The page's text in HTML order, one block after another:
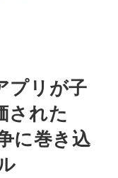
プリが子
された
に巻き込